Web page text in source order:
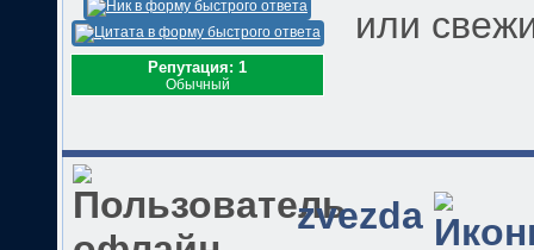
Репутация: 1
Обычный
или
zvezda